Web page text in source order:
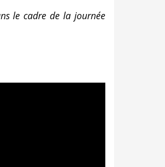
le cadre de la journée